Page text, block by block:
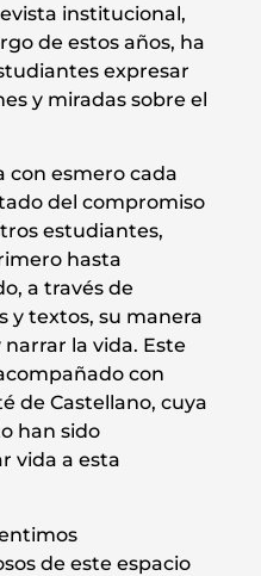
institucional,
de estos años, ha
expresar
y miradas sobre el
con esmero cada
del compromiso
estudiantes,
hasta
a través de
y textos, su manera
la vida. Este
con
de Castellano, cuya
han sido
vida a esta
de este espacio